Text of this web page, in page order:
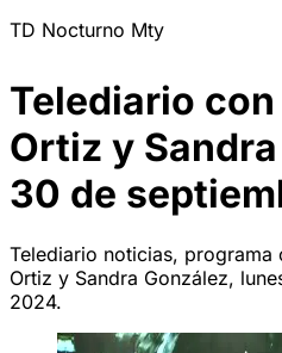
TD Nocturno Mty
Telediario
Ortiz y
30 de
Telediario noticias,
Ortiz y Sandra González,
2024.